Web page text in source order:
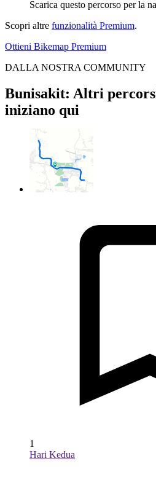
Scarica questo percorso per la
Scopri altre funzionalità Premium.
Ottieni Bikemap Premium
DALLA NOSTRA COMMUNITY
Bunisakit: Altri
iniziano qui
1
Hari Kedua